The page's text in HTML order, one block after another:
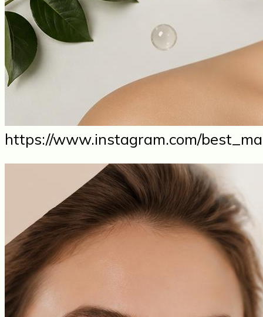
https://www.instagram.com/